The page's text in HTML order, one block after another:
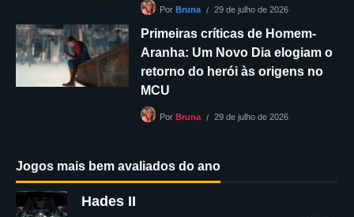
Por Bruna 29 de julho de 2026
Primeiras críticas de Homem-
Aranha: Um Novo Dia elogiam o
retorno do herói às origens no
MCU
Por Bruna 29 de julho de 2026
Jogos mais bem avaliados do ano
Hades II